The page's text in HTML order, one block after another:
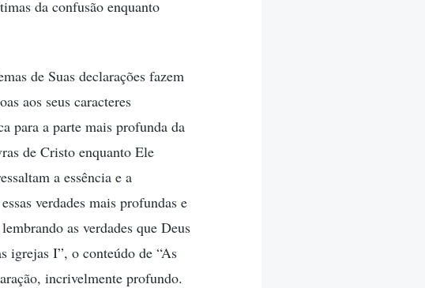
da confusão enquanto
de Suas declarações fazem
aos seus caracteres
para a parte mais profunda da
de Cristo enquanto Ele
a essência e a
verdades mais profundas e
as verdades que Deus
igrejas I”, o conteúdo de “As
incrivelmente profundo.